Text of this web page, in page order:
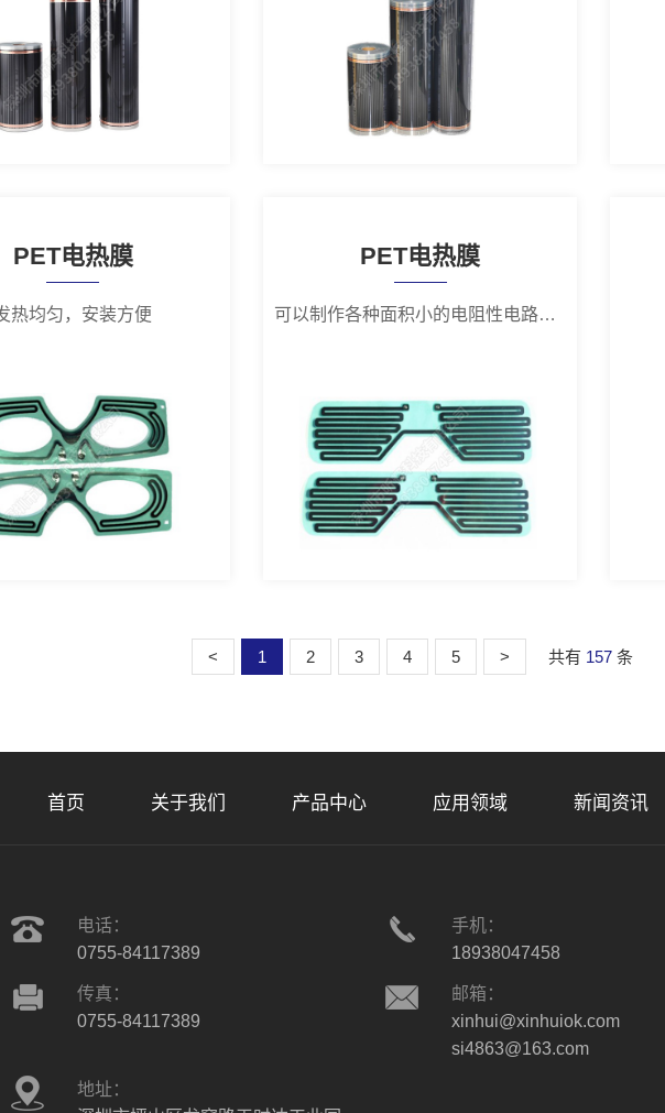
PET电热膜
热均匀，安装方便
PET电热膜
可以制作各种面积小的电阻性电路元件
< 1 2 3 4 5 > 共有 157条
首页 关于我们 产品中心 应用领域 新闻资讯
电话：
0755-84117389
手机：
18938047458
传真：
0755-84117389
邮箱：
xinhui@xinhuiok.com
si4863@163.com
地址：